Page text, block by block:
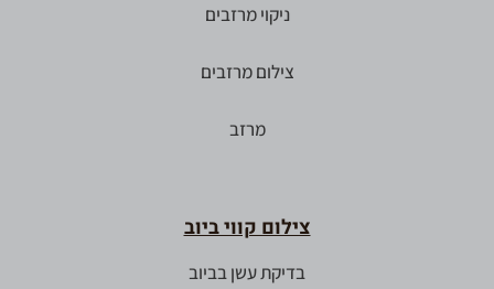
ניקוי מרזבים
צילום מרזבים
מרזב
צילום קווי ביוב
בדיקת עשן בביוב